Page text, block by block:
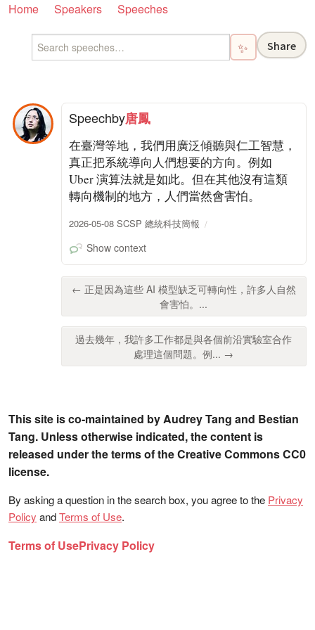
Home Speakers Speeches
✨ Share
Speechby唐鳳
在臺灣等地，我們用廣泛傾聽與仁工智慧，
真正把系統導向人們想要的方向。例如
Uber 演算法就是如此。但在其他沒有這類
轉向機制的地方，人們當然會害怕。
2026-05-08 SCSP 總統科技簡報
Show context
← 正是因為這些 AI 模型缺乏可轉向性，許多人自然
會害怕。...
過去幾年，我許多工作都是與各個前沿實驗室合作
處理這個問題。例... →
This site is co-maintained by Audrey Tang and Bestian
Tang. Unless otherwise indicated, the content is
released under the terms of the Creative Commons CC0
license.
By asking a question in the search box, you agree to the Privacy
Policy andTerms of Use.
Terms of UsePrivacy Policy